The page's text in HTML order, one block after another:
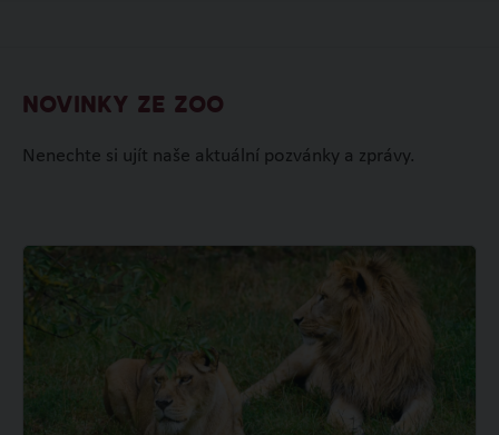
NOVINKY ZE ZOO
Nenechte si ujít naše aktuální pozvánky a zprávy.